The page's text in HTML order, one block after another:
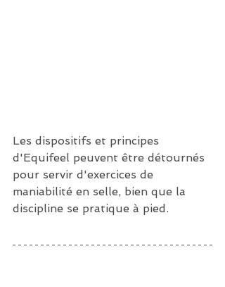
Les dispositifs et principes
d'Equifeel peuvent être détournés
pour servir d'exercices de
maniabilité en selle, bien que la
discipline se pratique à pied.